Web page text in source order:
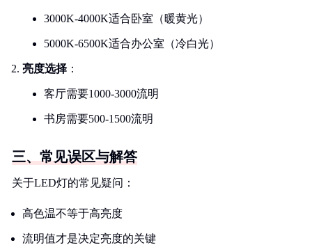
3000K-4000K适合卧室（暖黄光）
5000K-6500K适合办公室（冷白光）
亮度选择 ：
客厅需要1000-3000流明
书房需要500-1500流明
三、常见误区与解答
关于LED灯的常见疑问：
高色温不等于高亮度
流明值才是决定亮度的关键